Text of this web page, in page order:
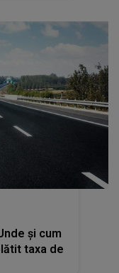
şi cum
taxa de